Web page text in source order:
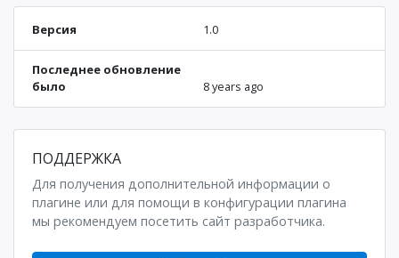
Версия 1.0
Последнее обновление
было
8 years ago
ПОДДЕРЖКА
Для получения дополнительной информации о
плагине или для помощи в конфигурации плагина
мы рекомендуем посетить сайт разработчика.